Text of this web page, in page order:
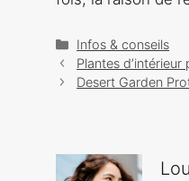
Catégories
Infos & conseils
Navigation
des
Plantes
Desert Garden